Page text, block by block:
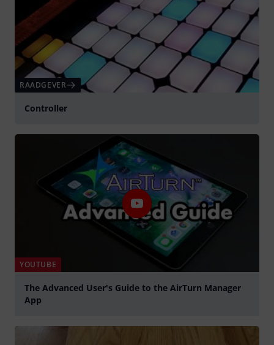
RAADGEVER
Controller
YOUTUBE
The Advanced User's Guide to the AirTurn Manager
App